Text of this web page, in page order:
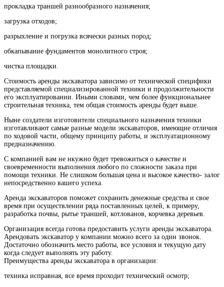
прокладка траншей разнообразного назначения;
загрузка отходов;
разрыхление и погрузка всячески разных пород;
обкапывание фундаментов монолитного строя;
чистка площадки.
Стоимость аренды экскаватора зависимо от технической специфики
представляемой специализированной техники и продолжительности
его эксплуатировании. Иными словами, чем более функциональнее
строительная техника, тем общая стоимость аренды будет выше.
Ныне создатели изготовители специального назначения техники
изготавливают самые разные модели экскаваторов, имеющие отличия
по ходовой части, общему принципу работы, и эксплуатационному
предназначению.
С компанией вам не нкужно будет тревожиться о качестве и
своевременности выполнения любого по сложности заказа при
помощи техники. Не слишком большая цена и высокое качество- залог
непосредственно вашего успеха.
Аренда экскаваторов поможет сохранить денежные средства и свое
время при осуществлении ряда поставленных целей, к примеру,
разработка почвы, рытье траншей, котлованов, корчевка деревьев.
Организация всегда готова предоставить услуги аренды экскаватора.
Арендовать экскаватор у компании можно всего за один звонок.
Достаточно обозначить место работы, все условия и текущую дату
когда следует выполнять эту работу.
Преимущества аренды экскаватора в организации:
техника исправная, все время проходит технический осмотр;